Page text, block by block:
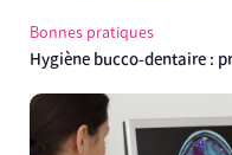
Bonnes pratiques
Hygiène bucco-dentaire :